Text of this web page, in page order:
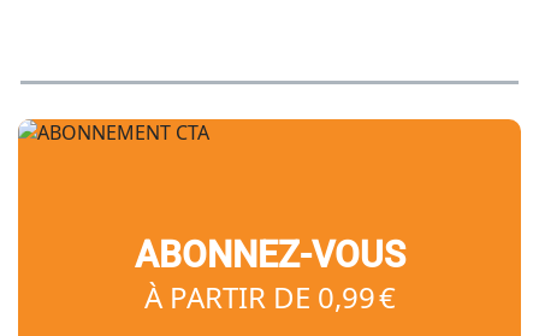
ABONNEZ-VOUS
À PARTIR DE 0,99 €